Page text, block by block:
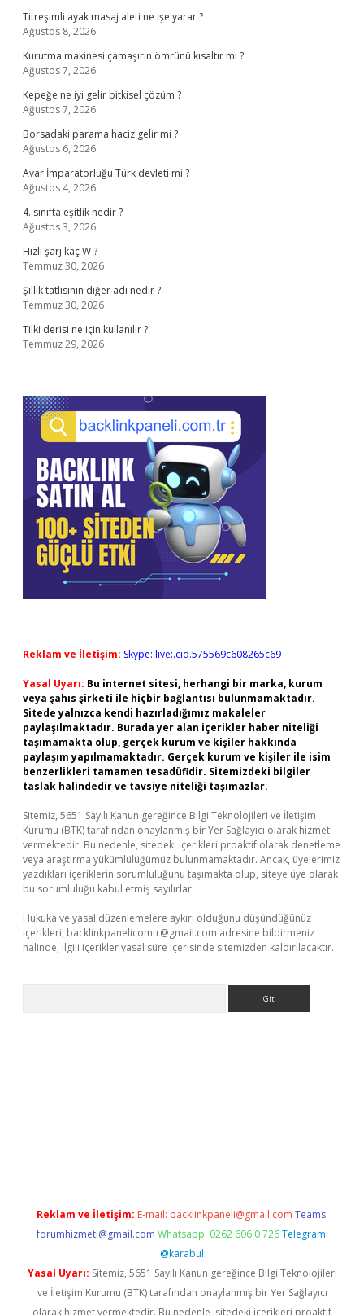
Titreşimli ayak masaj aleti ne işe yarar ?
Ağustos 8, 2026
Kurutma makinesi çamaşırın ömrünü kısaltır mı ?
Ağustos 7, 2026
Kepeğe ne iyi gelir bitkisel çözüm ?
Ağustos 7, 2026
Borsadaki parama haciz gelir mi ?
Ağustos 6, 2026
Avar İmparatorluğu Türk devleti mi ?
Ağustos 4, 2026
4. sınıfta eşitlik nedir ?
Ağustos 3, 2026
Hızlı şarj kaç W ?
Temmuz 30, 2026
Şıllık tatlısının diğer adı nedir ?
Temmuz 30, 2026
Tilki derisi ne için kullanılır ?
Temmuz 29, 2026
Reklam ve İletişim: Skype: live:.cid.575569c608265c69
Yasal Uyarı: Bu internet sitesi, herhangi bir marka, kurum
veya şahıs şirketi ile hiçbir bağlantısı bulunmamaktadır.
Sitede yalnızca kendi hazırladığımız makaleler
paylaşılmaktadır. Burada yer alan içerikler haber niteliği
taşımamakta olup, gerçek kurum ve kişiler hakkında
paylaşım yapılmamaktadır. Gerçek kurum ve kişiler ile isim
benzerlikleri tamamen tesadüfidir. Sitemizdeki bilgiler
taslak halindedir ve tavsiye niteliği taşımazlar.
Sitemiz, 5651 Sayılı Kanun gereğince Bilgi Teknolojileri ve İletişim
Kurumu (BTK) tarafından onaylanmış bir Yer Sağlayıcı olarak hizmet
vermektedir. Bu nedenle, sitedeki içerikleri proaktif olarak denetleme
veya araştırma yükümlülüğümüz bulunmamaktadır. Ancak, üyelerimiz
yazdıkları içeriklerin sorumluluğunu taşımakta olup, siteye üye olarak
bu sorumluluğu kabul etmiş sayılırlar.
Hukuka ve yasal düzenlemelere aykırı olduğunu düşündüğünüz
içerikleri, backlinkpanelicomtr@gmail.com adresine bildirmeniz
halinde, ilgili içerikler yasal süre içerisinde sitemizden kaldırılacaktır.
Reklam ve İletişim: E-mail: backlinkpaneli@gmail.com Teams:
forumhizmeti@gmail.com Whatsapp: 0262 606 0 726 Telegram:
@karabul
Yasal Uyarı: Sitemiz, 5651 Sayılı Kanun gereğince Bilgi Teknolojileri
ve İletişim Kurumu (BTK) tarafından onaylanmış bir Yer Sağlayıcı
olarak hizmet vermektedir. Bu nedenle, sitedeki içerikleri proaktif